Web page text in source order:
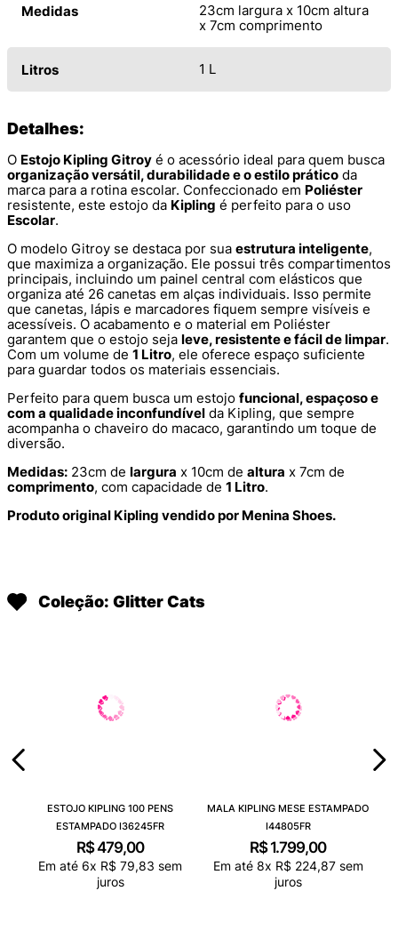
Medidas
23cm largura x 10cm altura
x 7cm comprimento
Litros 1 L
Detalhes:
O Estojo Kipling Gitroy é o acessório ideal para quem busca
organização versátil, durabilidade e o estilo prático da
marca para a rotina escolar. Confeccionado em Poliéster
resistente, este estojo da Kipling é perfeito para o uso
Escolar.
O modelo Gitroy se destaca por sua estrutura inteligente,
que maximiza a organização. Ele possui três compartimentos
principais, incluindo um painel central com elásticos que
organiza até 26 canetas em alças individuais. Isso permite
que canetas, lápis e marcadores fiquem sempre visíveis e
acessíveis. O acabamento e o material em Poliéster
garantem que o estojo seja leve, resistente e fácil de limpar.
Com um volume de 1 Litro, ele oferece espaço suficiente
para guardar todos os materiais essenciais.
Perfeito para quem busca um estojo funcional, espaçoso e
com a qualidade inconfundível da Kipling, que sempre
acompanha o chaveiro do macaco, garantindo um toque de
diversão.
Medidas: 23cm de largura x 10cm de altura x 7cm de
comprimento, com capacidade de 1 Litro.
Produto original Kipling vendido por Menina Shoes.
Coleção: Glitter Cats
ESTOJO KIPLING 100 PENS
ESTAMPADO I36245FR
R$479,00
Em até 6x R$ 79,83 sem
juros
MALA KIPLING MESE ESTAMPADO
I44805FR
R$ 1.799,00
Em até 8x R$ 224,87sem
juros